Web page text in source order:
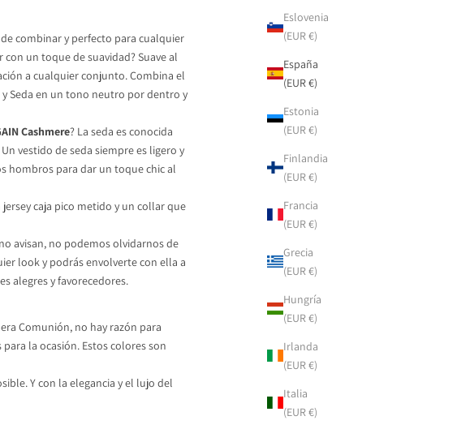
Eslovenia
(EUR €)
España
(EUR €)
Estonia
(EUR €)
Finlandia
(EUR €)
Francia
(EUR €)
Grecia
(EUR €)
Hungría
(EUR €)
Irlanda
(EUR €)
Italia
(EUR €)
combinar y perfecto para cualquier
un toque de suavidad? Suave al
a cualquier conjunto. Combina el
Seda en un tono neutro por dentro y
Cashmere? La seda es conocida
vestido de seda siempre es ligero y
hombros para dar un toque chic al
caja pico metido y un collar que
avisan, no podemos olvidarnos de
look y podrás envolverte con ella a
alegres y favorecedores.
Comunión, no hay razón para
la ocasión. Estos colores son
Y con la elegancia y el lujo del